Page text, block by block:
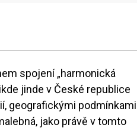
spojení „harmonická
jinde v České republice
geografickými podmínkami
jako právě v tomto